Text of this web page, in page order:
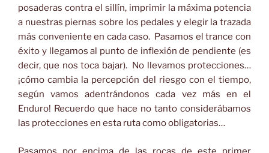
posaderas contra el sillín, imprimir la máxima potencia
a nuestras piernas sobre los pedales y elegir la trazada
más conveniente en cada caso. Pasamos el trance con
éxito y llegamos al punto de inflexión de pendiente (es
decir, que nos toca bajar). No llevamos protecciones…
¡cómo cambia la percepción del riesgo con el tiempo,
según vamos adentrándonos cada vez más en el
Enduro! Recuerdo que hace no tanto considerábamos
las protecciones en esta ruta como obligatorias…